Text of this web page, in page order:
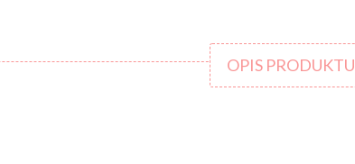
OPIS PRODUKTU